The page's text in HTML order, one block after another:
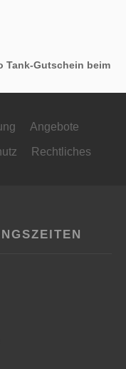
Tank-Gutschein beim
Angebote
Rechtliches